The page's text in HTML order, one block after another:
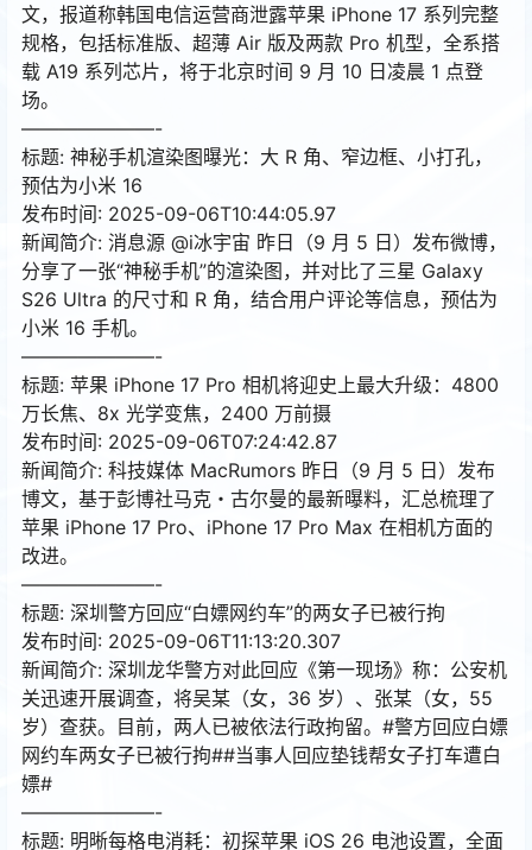
文，报道称韩国电信运营商泄露苹果 iPhone 17 系列完整
规格，包括标准版、超薄 Air 版及两款 Pro 机型，全系搭
载 A19 系列芯片，将于北京时间 9 月 10 日凌晨 1 点登
场。
———————-
标题: 神秘手机渲染图曝光：大 R 角、窄边框、小打孔，
预估为小米 16
发布时间: 2025-09-06T10:44:05.97
新闻简介: 消息源 @i冰宇宙 昨日（9 月 5 日）发布微博，
分享了一张“神秘手机”的渲染图，并对比了三星 Galaxy
S26 Ultra 的尺寸和 R 角，结合用户评论等信息，预估为
小米 16 手机。
———————-
标题: 苹果 iPhone 17 Pro 相机将迎史上最大升级：4800
万长焦、8x 光学变焦，2400 万前摄
发布时间: 2025-09-06T07:24:42.87
新闻简介: 科技媒体 MacRumors 昨日（9 月 5 日）发布
博文，基于彭博社马克・古尔曼的最新曝料，汇总梳理了
苹果 iPhone 17 Pro、iPhone 17 Pro Max 在相机方面的
改进。
———————-
标题: 深圳警方回应“白嫖网约车”的两女子已被行拘
发布时间: 2025-09-06T11:13:20.307
新闻简介: 深圳龙华警方对此回应《第一现场》称：公安机
关迅速开展调查，将吴某（女，36 岁）、张某（女，55
岁）查获。目前，两人已被依法行政拘留。#警方回应白嫖
网约车两女子已被行拘##当事人回应垫钱帮女子打车遭白
嫖#
———————-
标题: 明晰每格电消耗：初探苹果 iOS 26 电池设置，全面